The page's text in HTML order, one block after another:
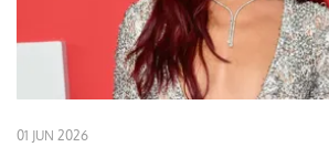
01 JUN 2026